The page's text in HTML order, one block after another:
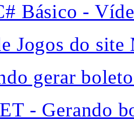
Básico -
Jogos do
gerar
- Gerando